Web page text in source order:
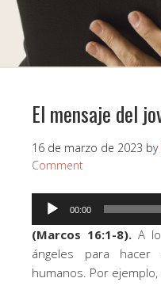
El mensaje del
16 de marzo de 2023 by
Comment
Reproductor
audio
00:00
(Marcos 16:1-8). A
ángeles para hacer
humanos. Por